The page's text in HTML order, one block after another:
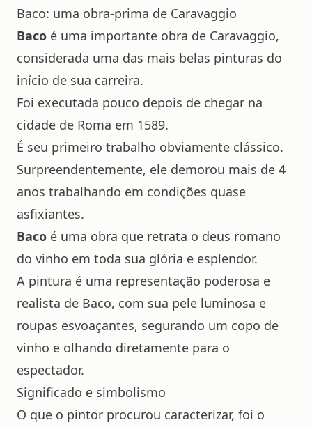
Baco: uma obra-prima de Caravaggio
Baco é uma importante obra de Caravaggio,
considerada uma das mais belas pinturas do
início de sua carreira.
Foi executada pouco depois de chegar na
cidade de Roma em 1589.
É seu primeiro trabalho obviamente clássico.
Surpreendentemente, ele demorou mais de 4
anos trabalhando em condições quase
asfixiantes.
Baco é uma obra que retrata o deus romano
do vinho em toda sua glória e esplendor.
A pintura é uma representação poderosa e
realista de Baco, com sua pele luminosa e
roupas esvoaçantes, segurando um copo de
vinho e olhando diretamente para o
espectador.
Significado e simbolismo
O que o pintor procurou caracterizar, foi o